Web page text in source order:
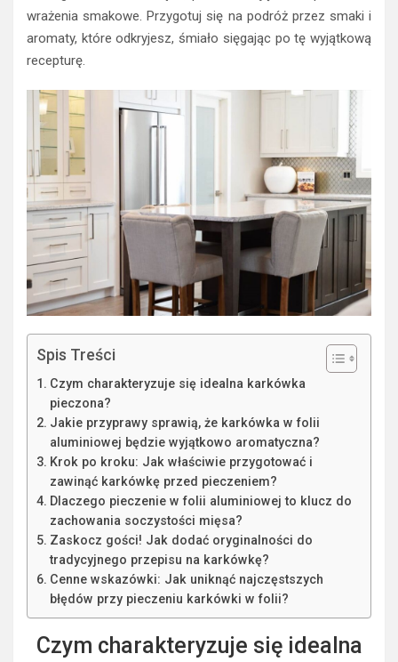
wrażenia smakowe. Przygotuj się na podróż przez smaki i
aromaty, które odkryjesz, śmiało sięgając po tę wyjątkową
recepturę.
Spis Treści
Czym charakteryzuje się idealna karkówka
pieczona?
Jakie przyprawy sprawią, że karkówka w folii
aluminiowej będzie wyjątkowo aromatyczna?
Krok po kroku: Jak właściwie przygotować i
zawinąć karkówkę przed pieczeniem?
Dlaczego pieczenie w folii aluminiowej to klucz do
zachowania soczystości mięsa?
Zaskocz gości! Jak dodać oryginalności do
tradycyjnego przepisu na karkówkę?
Cenne wskazówki: Jak uniknąć najczęstszych
błędów przy pieczeniu karkówki w folii?
Czym charakteryzuje się idealna